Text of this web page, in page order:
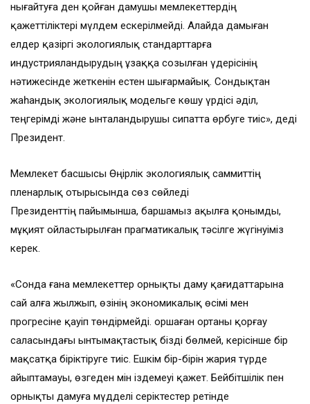
нығайтуға ден қойған дамушы мемлекеттердің
қажеттіліктері мүлдем ескерілмейді. Алайда дамыған
елдер қазіргі экологиялық стандарттарға
индустрияландырудың ұзаққа созылған үдерісінің
нәтижесінде жеткенін естен шығармайық. Сондықтан
жаһандық экологиялық модельге көшу үрдісі әділ,
теңгерімді және ынталандырушы сипатта өрбуге тиіс», деді
Президент.
Мемлекет басшысы Өңірлік экологиялық саммиттің
пленарлық отырысында сөз сөйледі
Президенттің пайымынша, баршамыз ақылға қонымды,
мұқият ойластырылған прагматикалық тәсілге жүгінуіміз
керек.
«Сонда ғана мемлекеттер орнықты даму қағидаттарына
сай алға жылжып, өзінің экономикалық өсімі мен
прогресіне қауіп төндірмейді. Қоршаған ортаны қорғау
саласындағы ынтымақтастық бізді бөлмей, керісінше бір
мақсатқа біріктіруге тиіс. Ешкім бір-бірін жария түрде
айыптамауы, өзгеден мін іздемеуі қажет. Бейбітшілік пен
орнықты дамуға мүдделі серіктестер ретінде